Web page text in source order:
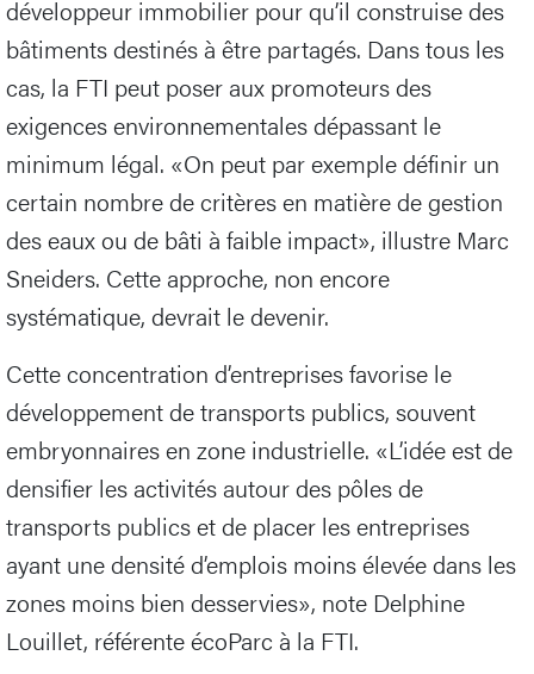
développeur immobilier pour qu’il construise des
bâtiments destinés à être partagés. Dans tous les
cas, la FTI peut poser aux promoteurs des
exigences environnementales dépassant le
minimum légal. «On peut par exemple définir un
certain nombre de critères en matière de gestion
des eaux ou de bâti à faible impact», illustre Marc
Sneiders. Cette approche, non encore
systématique, devrait le devenir.
Cette concentration d’entreprises favorise le
développement de transports publics, souvent
embryonnaires en zone industrielle. «L’idée est de
densifier les activités autour des pôles de
transports publics et de placer les entreprises
ayant une densité d’emplois moins élevée dans les
zones moins bien desservies», note Delphine
Louillet, référente écoParc à la FTI.